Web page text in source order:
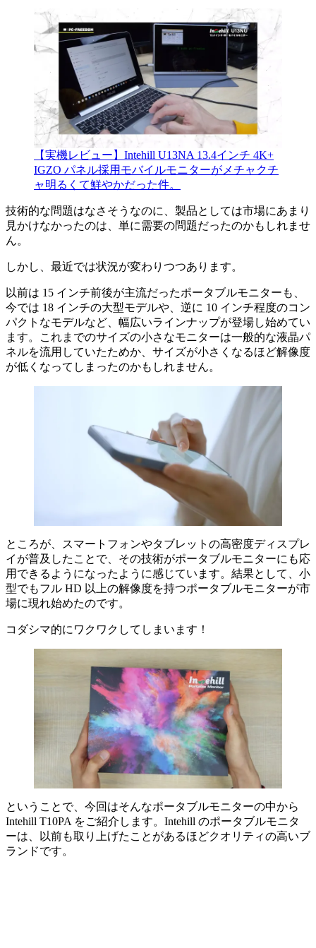
【実機レビュー】Intehill U13NA 13.4インチ 4K+
IGZO パネル採用モバイルモニターがメチャクチ
ャ明るくて鮮やかだった件。
技術的な問題はなさそうなのに、製品としては市場にあまり
見かけなかったのは、単に需要の問題だったのかもしれませ
ん。
しかし、最近では状況が変わりつつあります。
以前は 15 インチ前後が主流だったポータブルモニターも、
今では 18 インチの大型モデルや、逆に 10 インチ程度のコン
パクトなモデルなど、幅広いラインナップが登場し始めてい
ます。これまでのサイズの小さなモニターは一般的な液晶パ
ネルを流用していたためか、サイズが小さくなるほど解像度
が低くなってしまったのかもしれません。
ところが、スマートフォンやタブレットの高密度ディスプレ
イが普及したことで、その技術がポータブルモニターにも応
用できるようになったように感じています。結果として、小
型でもフル HD 以上の解像度を持つポータブルモニターが市
場に現れ始めたのです。
コダシマ的にワクワクしてしまいます！
ということで、今回はそんなポータブルモニターの中から
Intehill T10PA をご紹介します。Intehill のポータブルモニタ
ーは、以前も取り上げたことがあるほどクオリティの高いブ
ランドです。